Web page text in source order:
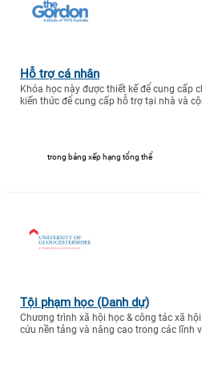
Hỗ trợ cá nhân
Khóa học này được thiết kế để cung cấp
kiến thức để cung cấp hỗ trợ tại nhà và
trong bảng xếp hạng tổng thể
Tội phạm học (Danh dự)
Chương trình xã hội học & công tác xã
cứu nền tảng và nâng cao trong các lĩnh